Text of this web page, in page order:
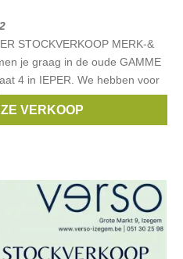
STOCKVERKOOP MERK-&
je graag in de oude GAMME
4 in IEPER. We hebben voor
Bay,Only,
VERKOOP